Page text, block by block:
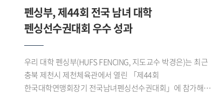
태국인 바이어들과 소통했던 경험도 특별했습니다. 우리
대학에서 공부하며 태국의 문화적 배경 지식을 쌓고 어학
수준을 높인 상태로 전시회에 참여해서인지 태국인 바이어들이
즐겁게 소통할 수 있었습니다. 전시회를 마칠 때는 제
개인번호를 물어볼 정도로 친해졌습니다. 한국외대를 통해
제가 성장했음을 실감한 순간이었습니다. - 이번 활동이
진로설정에 어떤 영향을 줬을지 궁금합니다.GTEP 활동을 통해
용인시정연구원 등 분야별 전문가들의 검토와 자문을 바탕으로
정책의 타당성과 실현 가능성을 높였다.이번 공모전에서는
정책의 창의성, 타당성, 효과성, 실현 가능성 등을 종합적으로
현안에 접목하고, 실제 행정 현장에 적용할 수 있는 구체적인
실행 방안을 제시해 우수한 평가를 받았다.이번 성과는 우리
대학 학생들이 지역사회의 문화, 복지, 관광 문제를 청년의
펜싱부, 제44회 전국 남녀 대학
펜싱선수권대회 우수 성과
우리 대학 펜싱부(HUFS FENCING, 지도교수 박경은)는 최근
충북 제천시 제천체육관에서 열린 「제44회
한국대학연맹회장기 전국남녀펜싱선수권대회」에 참가해